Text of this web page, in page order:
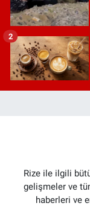
2
Rize ile ilgili
gelişmeler ve
haberleri ve